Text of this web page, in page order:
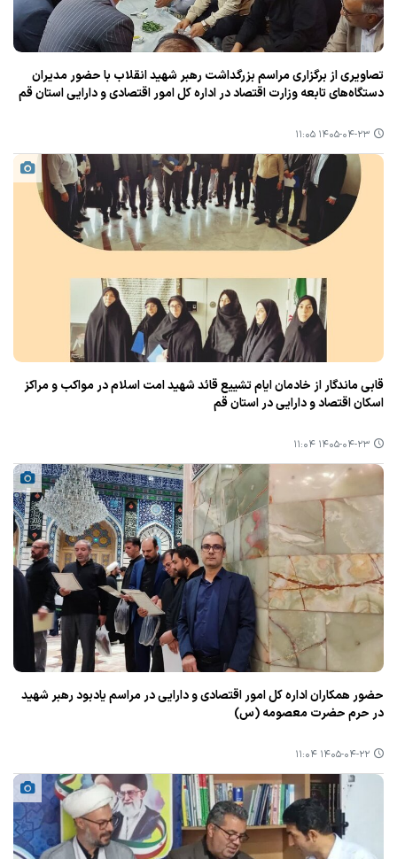
تصاویری از برگزاری مراسم بزرگداشت رهبر شهید انقلاب با حضور مدیران
دستگاه‌های تابعه وزارت اقتصاد در اداره کل امور اقتصادی و دارایی استان قم
۱۴۰۵-۰۴-۲۳ ۱۱:۰۵
قابی ماندگار از خادمان ایام تشییع قائد شهید امت اسلام در مواکب و مراکز
اسکان اقتصاد و دارایی در استان قم
۱۴۰۵-۰۴-۲۳ ۱۱:۰۴
حضور همکاران اداره کل امور اقتصادی و دارایی در مراسم یادبود رهبر شهید
در حرم حضرت معصومه (س)
۱۴۰۵-۰۴-۲۲ ۱۱:۰۴